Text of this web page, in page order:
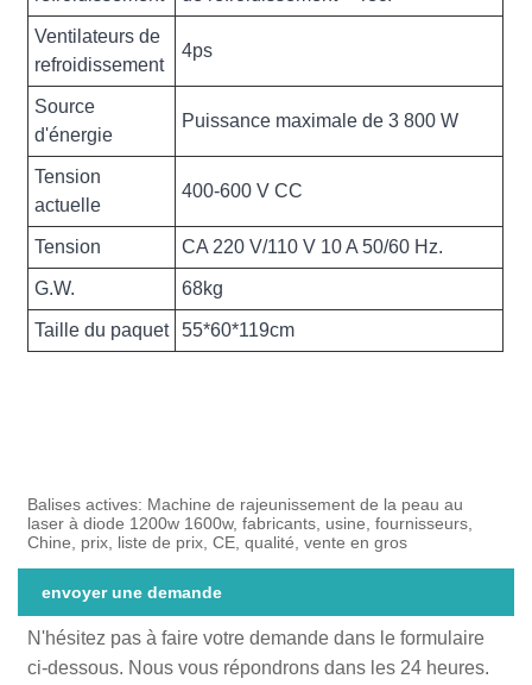
Ventilateurs de
refroidissement
4ps
Source
d'énergie
Puissance maximale de 3 800 W
Tension
actuelle
400-600 V CC
Tension CA 220 V/110 V 10 A 50/60 Hz.
G.W. 68kg
Taille du paquet 55*60*119cm
Balises actives: Machine de rajeunissement de la peau au
laser à diode 1200w 1600w, fabricants, usine, fournisseurs,
Chine, prix, liste de prix, CE, qualité, vente en gros
envoyer une demande
N'hésitez pas à faire votre demande dans le formulaire
ci-dessous. Nous vous répondrons dans les 24 heures.